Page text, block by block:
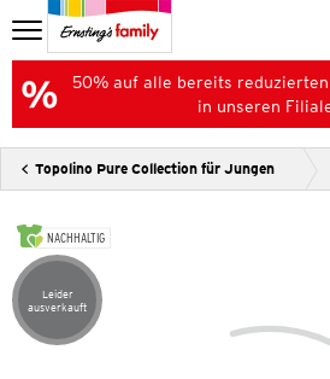
50% auf alle bereits
in unseren
Topolino Pure Collection für Jungen
NACHHALTIG
Artikel leider ausverkauft
Leider
ausverkauft